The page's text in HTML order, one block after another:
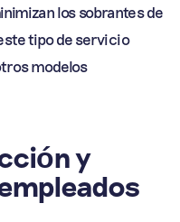
los sobrantes de
tipo de servicio
modelos
y